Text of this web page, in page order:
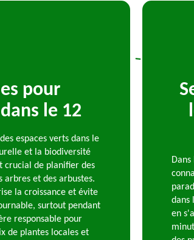
pour
le 12
espaces verts dans le
et la biodiversité
crucial de planifier des
et des arbustes.
la croissance et évite
surtout pendant
responsable pour
de plantes locales et
dans
en